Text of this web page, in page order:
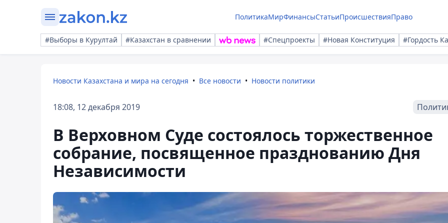
ПолитикаМирФинансыСтатьиПроисшествияПраво
#Выборы в Курултай #Казахстан в сравнении #Спецпроекты #Новая Конституция #Гордость
Новости Казахстана и мира на сегодня Все новости Новости политики
18:08, 12 декабря 2019
В Верховном Суде состоялось торжественное
собрание, посвященное празднованию Дня
Независимости